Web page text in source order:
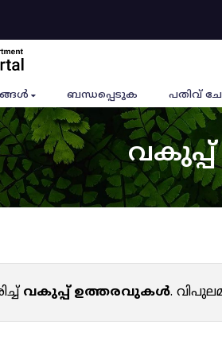
ബന്ധപ്പെടുക പതിവ്
വകുപ്പ് ഉത്തരവുകൾ.